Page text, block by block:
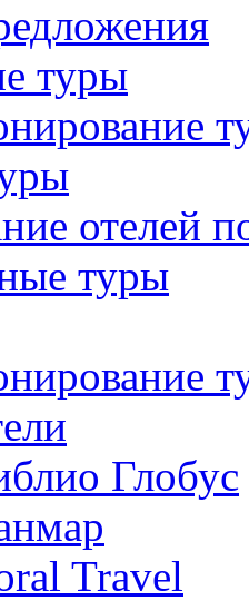
туры
отелей
туры
Глобус
Travel